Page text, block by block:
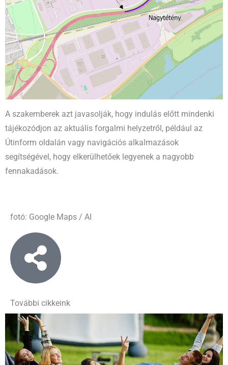
A szakemberek azt javasolják, hogy indulás előtt mindenki
tájékozódjon az aktuális forgalmi helyzetről, például az
Útinform oldalán vagy navigációs alkalmazások
segítségével, hogy elkerülhetőek legyenek a nagyobb
fennakadások.
fotó: Google Maps / AI
További cikkeink